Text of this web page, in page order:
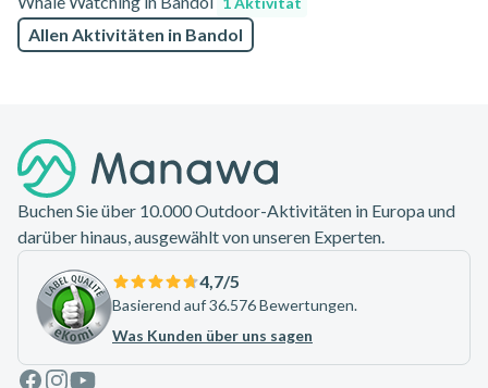
Allen Aktivitäten in Bandol
Buchen Sie über 10.000 Outdoor-Aktivitäten in Europa und
darüber hinaus, ausgewählt von unseren Experten.
4,7/5
Basierend auf 36.576 Bewertungen.
Was Kunden über uns sagen
Facebook
Instagram
Youtube